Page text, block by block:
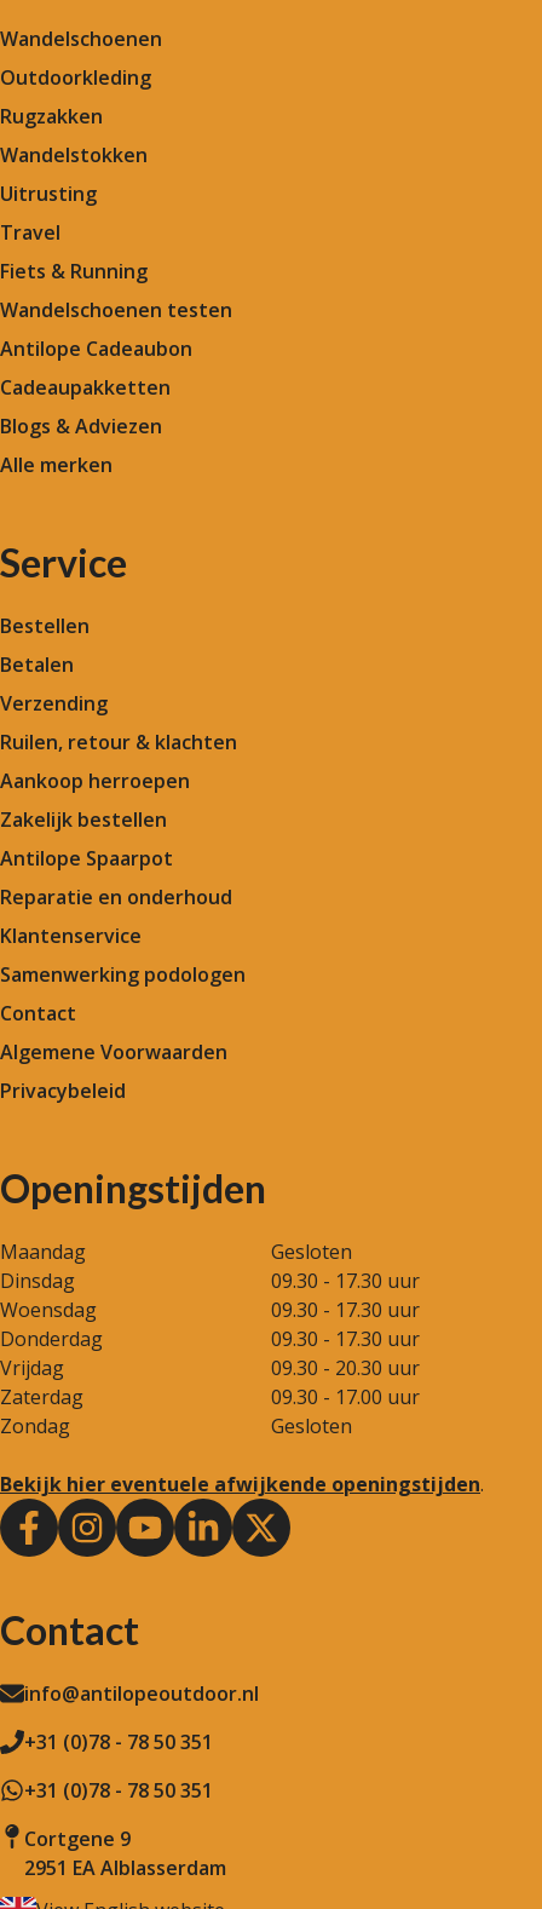
Wandelschoenen
Outdoorkleding
Rugzakken
Wandelstokken
Uitrusting
Travel
Fiets & Running
Wandelschoenen testen
Antilope Cadeaubon
Cadeaupakketten
Blogs & Adviezen
Alle merken
Service
Bestellen
Betalen
Verzending
Ruilen, retour & klachten
Aankoop herroepen
Zakelijk bestellen
Antilope Spaarpot
Reparatie en onderhoud
Klantenservice
Samenwerking podologen
Contact
Algemene Voorwaarden
Privacybeleid
Openingstijden
Maandag
Gesloten
Dinsdag
09.30 - 17.30 uur
Woensdag
09.30 - 17.30 uur
Donderdag
09.30 - 17.30 uur
Vrijdag
09.30 - 20.30 uur
Zaterdag
09.30 - 17.00 uur
Zondag
Gesloten
Bekijk hier eventuele afwijkende openingstijden.
Contact
info@antilopeoutdoor.nl
+31 (0)78 - 78 50 351
+31 (0)78 - 78 50 351
Cortgene 9
2951 EA Alblasserdam